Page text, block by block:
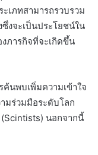
เภทสามารถรวบรวม
งจะเป็นประโยชน์ใน
ภารกิจที่จะเกิดขึ้น
ค้นพบเพิ่มความเข้าใจ
มร่วมมือระดับโลก
นอกจากนี้